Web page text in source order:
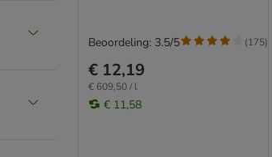
€ 12,19
€ 609,50 / l
€ 11,58
Beoordeling: 3.5/5 (175)